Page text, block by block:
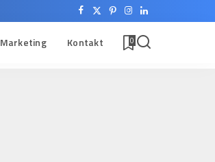
Marketing Kontakt 0